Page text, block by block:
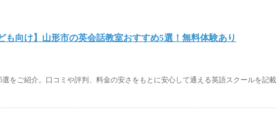
も向け】山形市の英会話教室おすすめ5選！無料体験あり
をご紹介。口コミや評判、料金の安さをもとに安心して通える英語スクールを記載